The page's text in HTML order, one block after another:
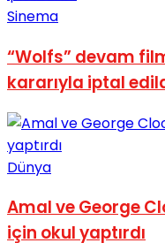
Sinema
“Wolfs” devam
kararıyla iptal
Dünya
Amal ve George
için okul yaptırdı